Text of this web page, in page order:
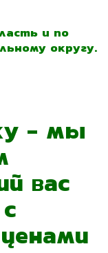
и по
округу.
- мы
вас